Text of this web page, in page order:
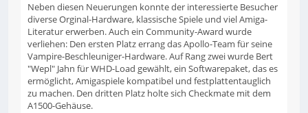
Neben diesen Neuerungen konnte der interessierte Besucher
diverse Orginal-Hardware, klassische Spiele und viel Amiga-
Literatur erwerben. Auch ein Community-Award wurde
verliehen: Den ersten Platz errang das Apollo-Team für seine
Vampire-Beschleuniger-Hardware. Auf Rang zwei wurde Bert
"Wepl" Jahn für WHD-Load gewählt, ein Softwarepaket, das es
ermöglicht, Amigaspiele kompatibel und festplattentauglich
zu machen. Den dritten Platz holte sich Checkmate mit dem
A1500-Gehäuse.